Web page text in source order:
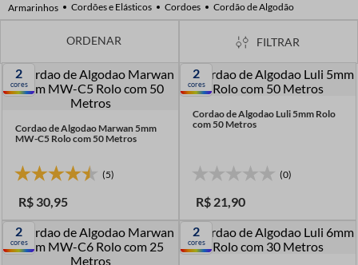
Cordões e Elásticos Cordoes Cordão de Algodão
FILTRAR
2
cores
Cordao de Algodao Marwan 5mm
MW-C5 Rolo com 50 Metros
(5)
R$ 30,95
2
cores
Cordao de Algodao Luli 5mm Rolo
com 50 Metros
(0)
R$ 21,90
2
cores
2
cores
5º
renda
ziper
linha costura
fio malha
9º
amigurumi